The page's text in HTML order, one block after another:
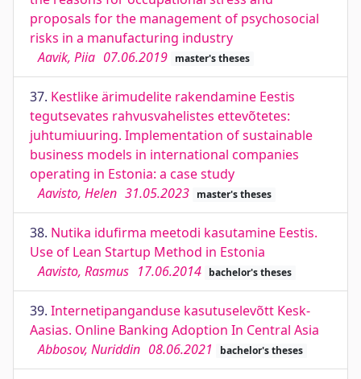
proposals for the management of psychosocial
risks in a manufacturing industry
Aavik, Piia 07.06.2019 master's theses
37. Kestlike ärimudelite rakendamine Eestis
tegutsevates rahvusvahelistes ettevõtetes:
juhtumiuuring. Implementation of sustainable
business models in international companies
operating in Estonia: a case study
Aavisto, Helen 31.05.2023 master's theses
38. Nutika idufirma meetodi kasutamine Eestis.
Use of Lean Startup Method in Estonia
Aavisto, Rasmus 17.06.2014 bachelor's theses
39. Internetipanganduse kasutuselevõtt Kesk-
Aasias. Online Banking Adoption In Central Asia
Abbosov, Nuriddin 08.06.2021 bachelor's theses